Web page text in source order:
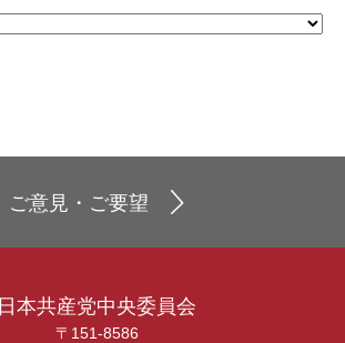
ご意見・ご要望
日本共産党中央委員会
〒151-8586